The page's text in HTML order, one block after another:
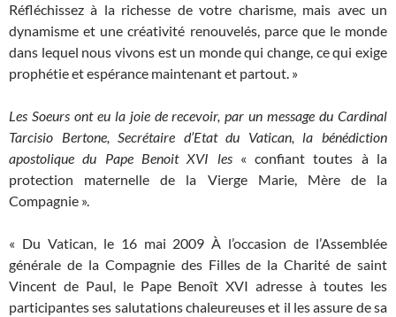
Réfléchissez à la richesse de votre charisme, mais avec un
dynamisme et une créativité renouvelés, parce que le monde
dans lequel nous vivons est un monde qui change, ce qui exige
prophétie et espérance maintenant et partout. »
Les Soeurs ont eu la joie de recevoir, par un message du Cardinal
Tarcisio Bertone, Secrétaire d’Etat du Vatican, la bénédiction
apostolique du Pape Benoit XVI les« confiant toutes à la
protection maternelle de la Vierge Marie, Mère de la
Compagnie ».
« Du Vatican, le 16 mai 2009 À l’occasion de l’Assemblée
générale de la Compagnie des Filles de la Charité de saint
Vincent de Paul, le Pape Benoît XVI adresse à toutes les
participantes ses salutations chaleureuses et il les assure de sa